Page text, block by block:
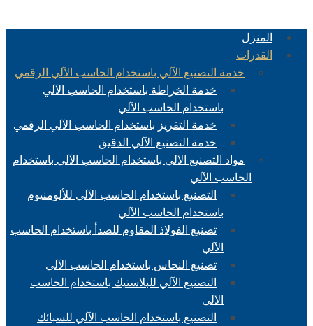
المنزل
القدرات
خدمة التصنيع الآلي باستخدام الحاسب الآلي الرقمي
خدمة الخراطة باستخدام الحاسب الآلي
باستخدام الحاسب الآلي
خدمة التفريز باستخدام الحاسب الآلي الرقمي
خدمة التصنيع الآلي الدقيق
مواد التصنيع الآلي باستخدام الحاسب الآلي باستخدام
الحاسب الآلي
التصنيع باستخدام الحاسب الآلي للألومنيوم
باستخدام الحاسب الآلي
تصنيع الفولاذ المقاوم للصدأ باستخدام الحاسب
الآلي
تصنيع النحاس باستخدام الحاسب الآلي
التصنيع الآلي للبلاستيك باستخدام الحاسب
الآلي
التصنيع باستخدام الحاسب الآلي للسبائك